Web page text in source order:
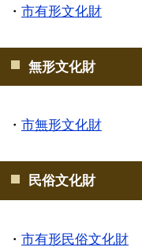
・ 市有形文化財
無形文化財
・ 市無形文化財
民俗文化財
・ 市有形民俗文化財